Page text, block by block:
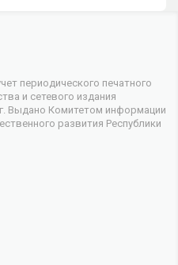
периодического печатного
и сетевого издания
Выдано Комитетом информации
развития Республики